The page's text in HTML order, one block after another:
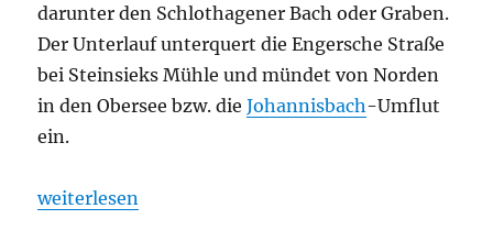
darunter den Schlothagener Bach oder Graben.
Der Unterlauf unterquert die Engersche Straße
bei Steinsieks Mühle und mündet von Norden
in den Obersee bzw. dieJohannisbach-Umflut
ein.
„Jölle“
weiterlesen